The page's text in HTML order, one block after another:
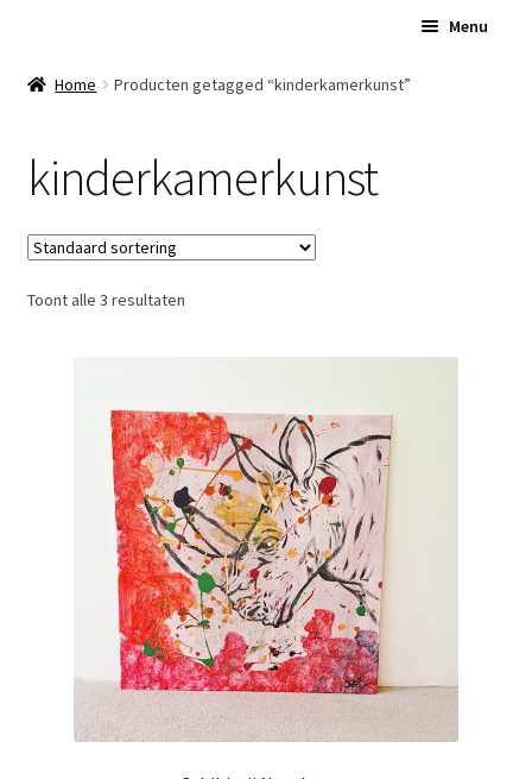
naar
de
Menu
HomeHome Producten getagged “kinderkamerkunst”
kinderkamerkunst
Toont alle 3 resultaten